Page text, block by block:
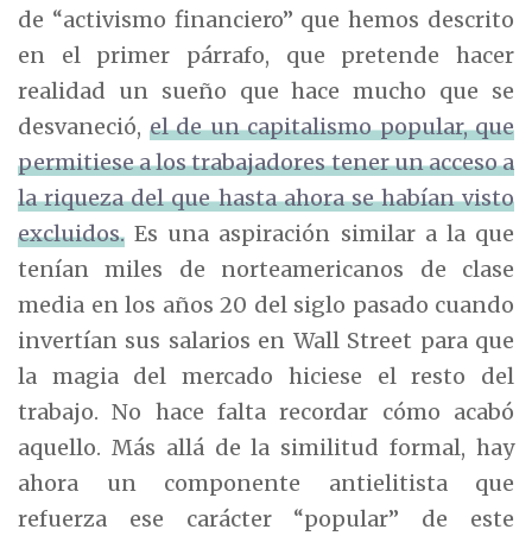
de “activismo financiero” que hemos descrito
en el primer párrafo, que pretende hacer
realidad un sueño que hace mucho que se
desvaneció, el de un capitalismo popular, que
permitiese a los trabajadores tener un acceso a
la riqueza del que hasta ahora se habían visto
excluidos. Es una aspiración similar a la que
tenían miles de norteamericanos de clase
media en los años 20 del siglo pasado cuando
invertían sus salarios en Wall Street para que
la magia del mercado hiciese el resto del
trabajo. No hace falta recordar cómo acabó
aquello. Más allá de la similitud formal, hay
ahora un componente antielitista que
refuerza ese carácter “popular” de este